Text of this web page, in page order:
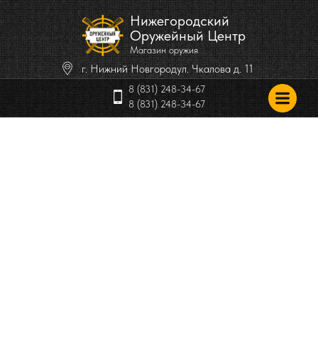
Нижегородский
Оружейный Центр
Магазин оружия
8 (831) 248-34-67
8 (831) 248-34-67
г. Нижний Новгородул. Чкалова д. 11